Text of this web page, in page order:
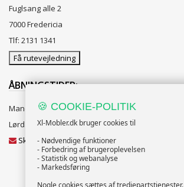
Fuglsang alle 2
7000 Fredericia
Tlf: 2131 1341
Få rutevejledning
ÅBNINGSTIDER:
Mandag til Fredag 10:00 til 18:00
Lørdag og Søndag 10:00 til 16:00
Skriv til vores kundeservice
🍪 COOKIE-POLITIK
Xl-Mobler.dk bruger cookies til
- Nødvendige funktioner
- Forbedring af brugeroplevelsen
- Statistik og webanalyse
- Markedsføring
Nogle cookies sættes af tredjepartstjenester.